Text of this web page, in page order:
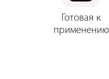
Готовая к
применению